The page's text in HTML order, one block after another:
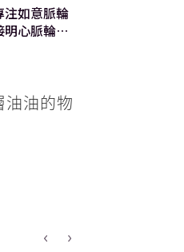
注如意脈輪
明心脈輪｜
油的物